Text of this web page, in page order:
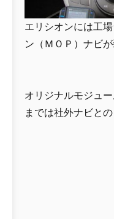
エリシオンには工
ン（ＭＯＰ）ナビ
オリジナルモジュ
までは社外ナビと